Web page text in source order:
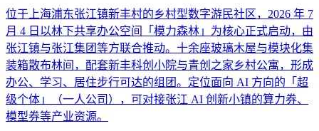
位于上海浦东张江镇新丰村的乡村型数字游民社区，2026 年 7
月 4 日以林下共享办公空间「模力森林」为核心正式启动，由
张江镇与张江集团等方联合推动。十余座玻璃木屋与模块化集
装箱散布林间，配套新丰科创小院与青创之家乡村公寓，形成
办公、学习、居住步行可达的组团。定位面向 AI 方向的「超
级个体」（一人公司），可对接张江 AI 创新小镇的算力券、
模型券等产业资源。